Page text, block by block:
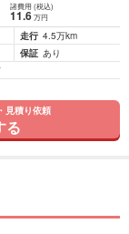
諸費用 (税込)
11.6 万円
走行 4.5万km
保証 あり
見積り依頼
る